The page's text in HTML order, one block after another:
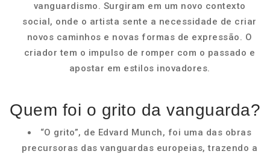
vanguardismo. Surgiram em um novo contexto
social, onde o artista sente a necessidade de criar
novos caminhos e novas formas de expressão. O
criador tem o impulso de romper com o passado e
apostar em estilos inovadores.
Quem foi o grito da vanguarda?
“O grito”, de Edvard Munch, foi uma das obras
precursoras das vanguardas europeias, trazendo a